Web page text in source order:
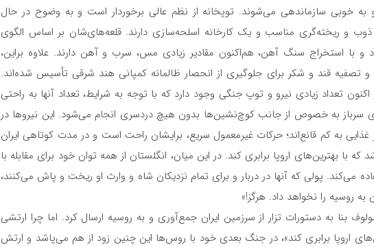
به خوبی سازماندهی می‌شوند. توپخانه از نظم عالی برخوردار است و به وضوح در حال
ذوب و ریخته‌گری مناسب و یک کارخانه اسلحه‌سازی دارند. قلعه‌های‌شان بر اساس الگوی
و با استخراج سنگ آهن، هم‌اکنون مقادیر زیادی مس، سرب و آهن دارند. علاوه براین،
تصفیه قند و شکر برای جلوگیری از انحصار ظالمانه کمپانی هند شرقی تأسیس شده‌اند.
تعداد زیادی نیرو و توپ جنگی وجود دارد که با توجه به شرایط، تعداد آنها به راحتی
سرباز به خصوص از جانب کوچ‌نشین‌ها بدون هیچ دردسری انجام می‌شود. این نیروها در
به کم قانع‌اند؛ حرکات غیرمعمول سریع، برایشان راحت است و در مدت کوتاهی ایران
که با بهترین‌های اروپا برابری کند. در این میان، انگلستان از همه توان خود برای مقابله با
می‌کند. پولی که آنها در دربار و برای تمام نزدیکان شاه و وارث او ریخت و پاش می‌کنند،
به روسیه را نخواهد داد. هرگز!»
بنا به دستورات تزار از سرزمین ایران جمع‌آوری و به روسیه ارسال کرد. اما چرا ارتشی
اروپا برابری کند»، در جنگ بعدی خود با روس‌ها این چنین زود از هم می‌پاشد و ارتش